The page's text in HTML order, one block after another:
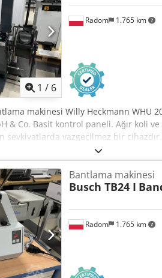
1 / 6
Radom 1.765 km
makinesi Willy Heckmann WHU
& Co. Basit kontrol paneli. Ağır koli
sevkiyatlarda vazgeçilmez bir
taşıma kolu oluşturur, böylece
Kemer boyutu: 850x600mm Bant
Radom 1.765 km
Bantlama makinesi
Busch TB24 I